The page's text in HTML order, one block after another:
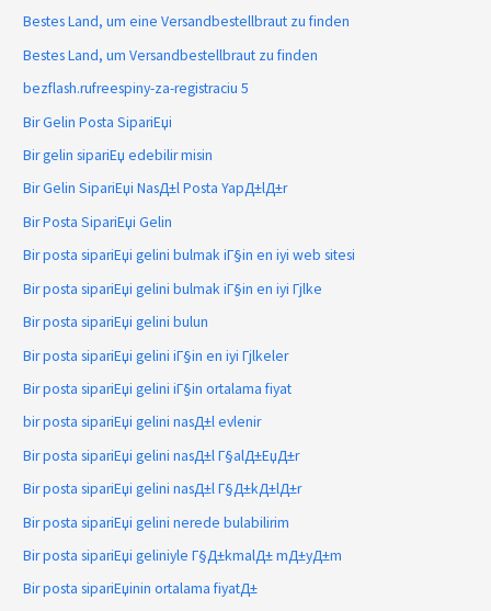
Bestes Land, um eine Versandbestellbraut zu finden
Bestes Land, um Versandbestellbraut zu finden
bezflash.rufreespiny-za-registraciu 5
Bir Gelin Posta SipariЕџi
Bir gelin sipariЕџ edebilir misin
Bir Gelin SipariЕџi NasД±l Posta YapД±lД±r
Bir Posta SipariЕџi Gelin
Bir posta sipariЕџi gelini bulmak iГ§in en iyi web sitesi
Bir posta sipariЕџi gelini bulmak iГ§in en iyi Гјlke
Bir posta sipariЕџi gelini bulun
Bir posta sipariЕџi gelini iГ§in en iyi Гјlkeler
Bir posta sipariЕџi gelini iГ§in ortalama fiyat
bir posta sipariЕџi gelini nasД±l evlenir
Bir posta sipariЕџi gelini nasД±l Г§alД±ЕџД±r
Bir posta sipariЕџi gelini nasД±l Г§Д±kД±lД±r
Bir posta sipariЕџi gelini nerede bulabilirim
Bir posta sipariЕџi geliniyle Г§Д±kmalД± mД±yД±m
Bir posta sipariЕџinin ortalama fiyatД±